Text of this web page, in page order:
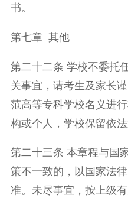
书。
第七章 其他
第二十二条 学校不委托
关事宜，请考生及家长
范高等专科学校名义进
构或个人，学校保留依
第二十三条 本章程与国
策不一致的，以国家法
准。未尽事宜，按上级有